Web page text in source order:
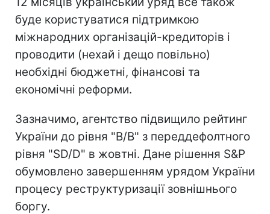
буде користуватися підтримкою
міжнародних організацій-кредиторів і
проводити (нехай і дещо повільно)
необхідні бюджетні, фінансові та
економічні реформи.
Зазначимо, агентство підвищило рейтинг
України до рівня "B/B" з переддефолтного
рівня "SD/D" в жовтні. Дане рішення S&P
обумовлено завершенням урядом України
процесу реструктуризації зовнішнього
боргу.